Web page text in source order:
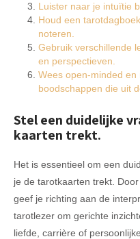
Luister naar je intuïtie
Houd een
noteren.
Gebruik verschillende
en perspectieven.
Wees open-minded
boodschappen die uit
Stel een duidelijke
kaarten trekt.
Het is essentieel om een
je de tarotkaarten trekt.
geef je richting aan de
tarotlezer om gerichte
liefde, carrière of